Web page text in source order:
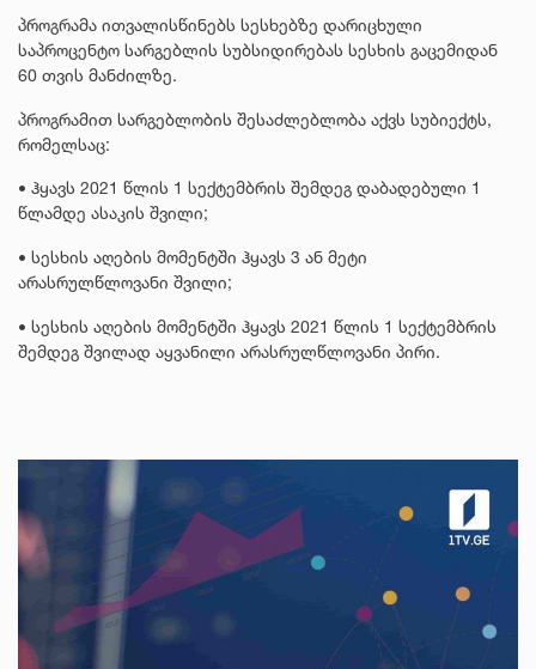
პროგრამა ითვალისწინებს სესხებზე დარიცხული
საპროცენტო სარგებლის სუბსიდირებას სესხის გაცემიდან
60 თვის მანძილზე.
პროგრამით სარგებლობის შესაძლებლობა აქვს სუბიექტს,
რომელსაც:
• ჰყავს 2021 წლის 1 სექტემბრის შემდეგ დაბადებული 1
წლამდე ასაკის შვილი;
• სესხის აღების მომენტში ჰყავს 3 ან მეტი
არასრულწლოვანი შვილი;
• სესხის აღების მომენტში ჰყავს 2021 წლის 1 სექტემბრის
შემდეგ შვილად აყვანილი არასრულწლოვანი პირი.